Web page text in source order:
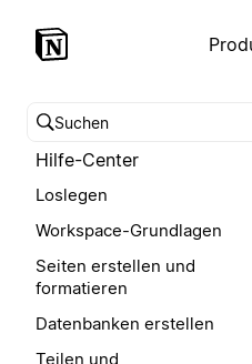
Hilfe-Center durchsuchen
Hilfe-Center
Loslegen
Workspace-Grundlagen
Seiten erstellen und
formatieren
Datenbanken erstellen
Teilen und